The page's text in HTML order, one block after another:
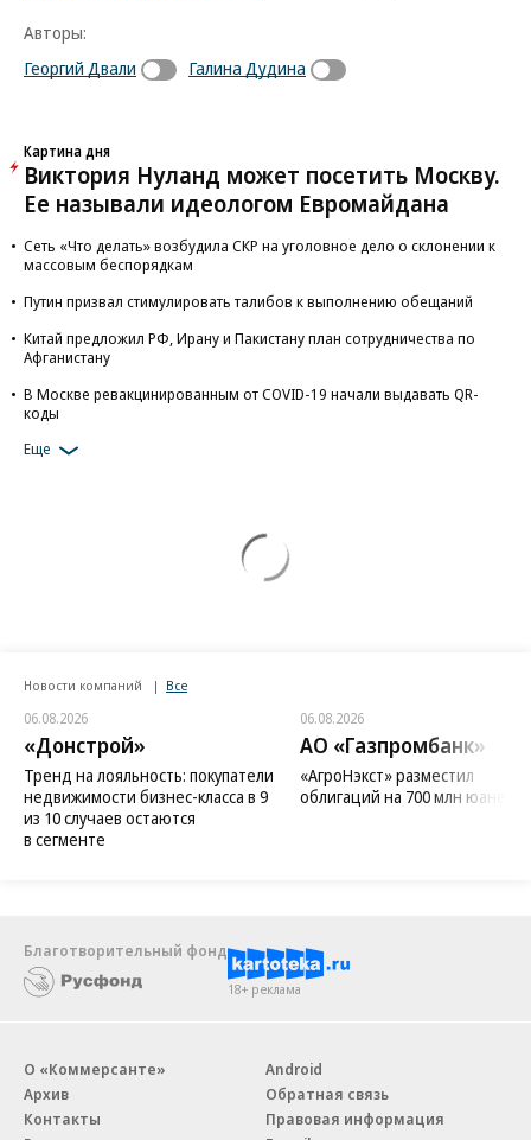
Авторы:
Георгий Двали
Галина Дудина
Картина дня
Виктория Нуланд может посетить Москву.
Ее называли идеологом Евромайдана
Сеть «Что делать» возбудила СКР на уголовное дело о склонении к
массовым беспорядкам
Путин призвал стимулировать талибов к выполнению обещаний
Китай предложил РФ, Ирану и Пакистану план сотрудничества по
Афганистану
В Москве ревакцинированным от COVID-19 начали выдавать QR-
коды
Еще
Новости компаний Все
06.08.2026
«Донстрой»
Тренд на лояльность: покупатели
недвижимости бизнес-класса в 9
из 10 случаев остаются
в сегменте
06.08.2026
АО «Газпромбанк»
«АгроНэкст» разместил
облигаций на 700 млн юаней
Благотворительный фонд
18+ реклама
О «Коммерсанте»
Архив
Контакты
Android
Обратная связь
Правовая информация